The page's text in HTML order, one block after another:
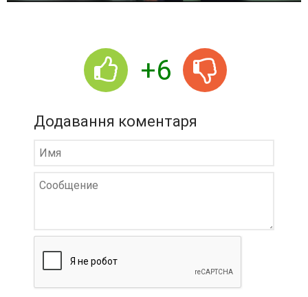
+6
Додавання коментаря